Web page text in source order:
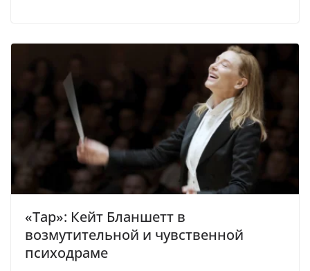
«Тар»: Кейт Бланшетт в
возмутительной и чувственной
психодраме